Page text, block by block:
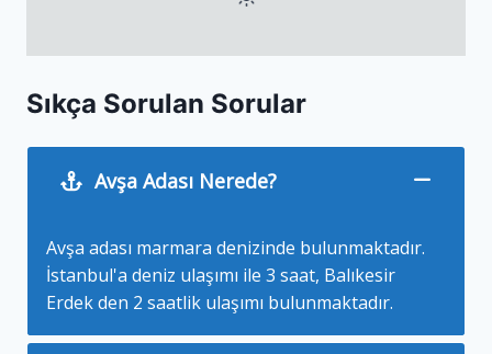
Sıkça Sorulan Sorular
Avşa Adası Nerede?
Avşa adası marmara denizinde bulunmaktadır.
İstanbul'a deniz ulaşımı ile 3 saat, Balıkesir
Erdek den 2 saatlik ulaşımı bulunmaktadır.